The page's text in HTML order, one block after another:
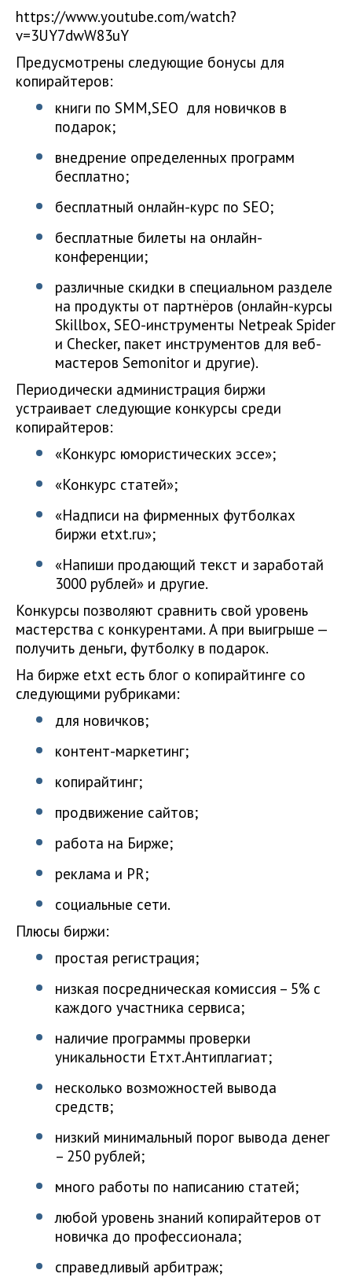
https://www.youtube.com/watch?
v=3UY7dwW83uY
Предусмотрены следующие бонусы для
копирайтеров:
книги по SMM,SEO для новичков в
подарок;
внедрение определенных программ
бесплатно;
бесплатный онлайн-курс по SEO;
бесплатные билеты на онлайн-
конференции;
различные скидки в специальном разделе
на продукты от партнёров (онлайн-курсы
Skillbox, SEO-инструменты Netpeak Spider
и Checker, пакет инструментов для веб-
мастеров Semonitor и другие).
Периодически администрация биржи
устраивает следующие конкурсы среди
копирайтеров:
«Конкурс юмористических эссе»;
«Конкурс статей»;
«Надписи на фирменных футболках
биржи etxt.ru»;
«Напиши продающий текст и заработай
3000 рублей» и другие.
Конкурсы позволяют сравнить свой уровень
мастерства с конкурентами. А при выигрыше —
получить деньги, футболку в подарок.
На бирже etxt есть блог о копирайтинге со
следующими рубриками:
для новичков;
контент-маркетинг;
копирайтинг;
продвижение сайтов;
работа на Бирже;
реклама и PR;
социальные сети.
Плюсы биржи:
простая регистрация;
низкая посредническая комиссия – 5% с
каждого участника сервиса;
наличие программы проверки
уникальности Етхт.Антиплагиат;
несколько возможностей вывода
средств;
низкий минимальный порог вывода денег
– 250 рублей;
много работы по написанию статей;
любой уровень знаний копирайтеров от
новичка до профессионала;
справедливый арбитраж;